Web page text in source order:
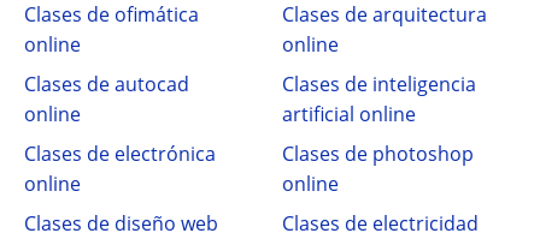
Clases de ofimática
online
Clases de arquitectura
online
Clases de autocad
online
Clases de inteligencia
artificial online
Clases de electrónica
online
Clases de photoshop
online
Clases de diseño web
Clases de electricidad